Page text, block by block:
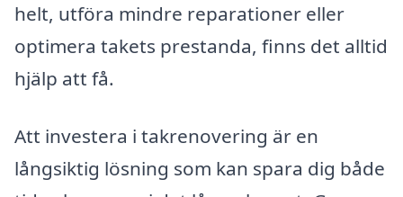
helt, utföra mindre reparationer eller
optimera takets prestanda, finns det alltid
hjälp att få.
Att investera i takrenovering är en
långsiktig lösning som kan spara dig både